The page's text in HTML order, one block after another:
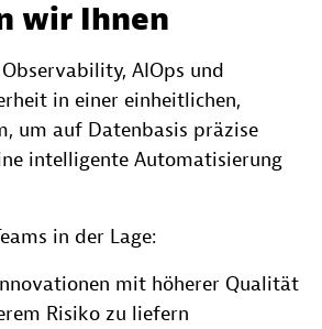
wir Ihnen
AIOps und
in einer einheitlichen,
um auf Datenbasis präzise
intelligente Automatisierung
in der Lage:
mit höherer Qualität
Risiko zu liefern